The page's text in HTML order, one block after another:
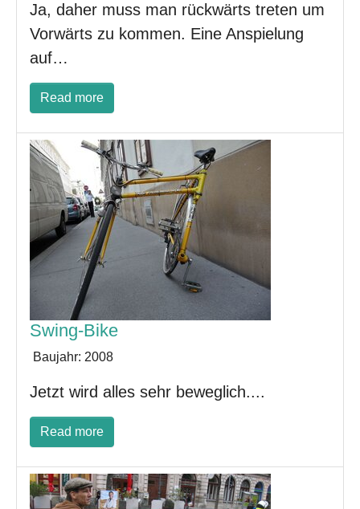
Ja, daher muss man rückwärts treten um
Vorwärts zu kommen. Eine Anspielung
auf…
Read more
Swing-Bike
Baujahr: 2008
Jetzt wird alles sehr beweglich....
Read more